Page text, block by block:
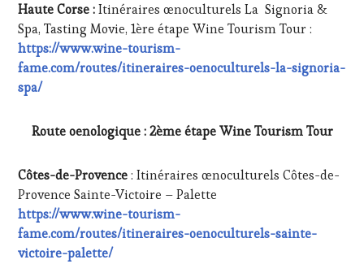
Haute Corse :Itinéraires œnoculturels La Signoria &
Spa, Tasting Movie, 1ère étape Wine Tourism Tour :
https://www.wine-tourism-
fame.com/routes/itineraires-oenoculturels-la-signoria-
spa/
Route oenologique : 2ème étape Wine Tourism Tour
Côtes-de-Provence:Itinéraires œnoculturels Côtes-de-
Provence Sainte-Victoire – Palette
https://www.wine-tourism-
fame.com/routes/itineraires-oenoculturels-sainte-
victoire-palette/